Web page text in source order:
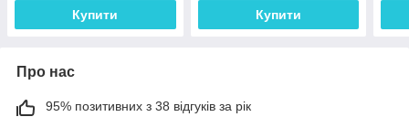
Купити Купити
Про нас
95% позитивних з 38 відгуків за рік